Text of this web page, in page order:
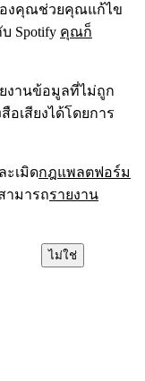
องคุณช่วยคุณแก้ไข
Spotify คุณก็
งานข้อมูลที่ไม่ถูก
เสียงได้โดยการ
ะเมิดกฎแพลตฟอร์ม
ามารถรายงาน
ไม่ใช่